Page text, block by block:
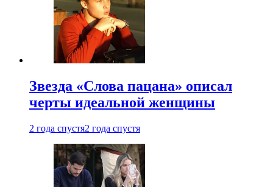
Звезда «Слова пацана» описал
черты идеальной женщины
2 года спустя2 года спустя